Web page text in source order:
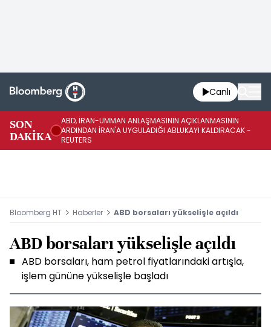
Canlı
SON
DAKİKA
ABD, İRAN-UMMAN ANLAŞMASININ AÇIKLANMASININ
ARDINDAN İRAN'A UYGULADIĞI ABLUKAYI KALDIRACAK -
REUTERS
Bloomberg HT Haberler ABD borsaları yükselişle açıldı
ABD borsaları yükselişle açıldı
ABD borsaları, ham petrol fiyatlarındaki artışla,
işlem gününe yükselişle başladı